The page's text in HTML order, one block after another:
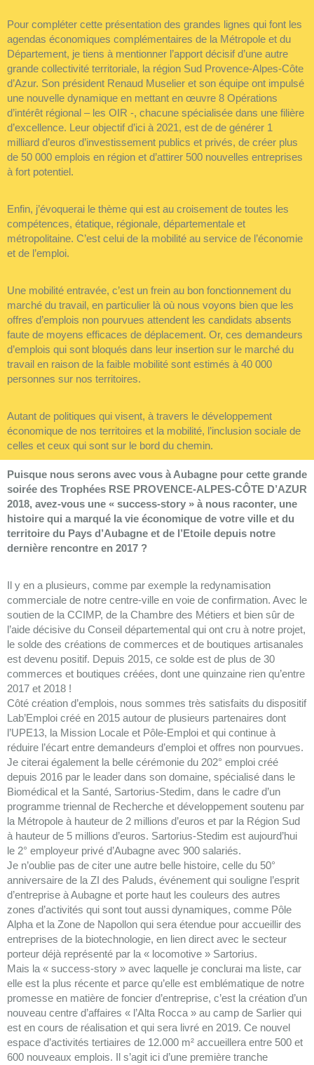
Pour compléter cette présentation des grandes lignes qui font les
agendas économiques complémentaires de la Métropole et du
Département, je tiens à mentionner l’apport décisif d’une autre
grande collectivité territoriale, la région Sud Provence-Alpes-Côte
d’Azur. Son président Renaud Muselier et son équipe ont impulsé
une nouvelle dynamique en mettant en œuvre 8 Opérations
d’intérêt régional – les OIR -, chacune spécialisée dans une filière
d’excellence. Leur objectif d’ici à 2021, est de de générer 1
milliard d’euros d’investissement publics et privés, de créer plus
de 50 000 emplois en région et d’attirer 500 nouvelles entreprises
à fort potentiel.
Enfin, j’évoquerai le thème qui est au croisement de toutes les
compétences, étatique, régionale, départementale et
métropolitaine. C’est celui de la mobilité au service de l’économie
et de l’emploi.
Une mobilité entravée, c’est un frein au bon fonctionnement du
marché du travail, en particulier là où nous voyons bien que les
offres d’emplois non pourvues attendent les candidats absents
faute de moyens efficaces de déplacement. Or, ces demandeurs
d’emplois qui sont bloqués dans leur insertion sur le marché du
travail en raison de la faible mobilité sont estimés à 40 000
personnes sur nos territoires.
Autant de politiques qui visent, à travers le développement
économique de nos territoires et la mobilité, l’inclusion sociale de
celles et ceux qui sont sur le bord du chemin.
Puisque nous serons avec vous à Aubagne pour cette grande
soirée des Trophées RSE PROVENCE-ALPES-CÔTE D’AZUR
2018, avez-vous une « success-story » à nous raconter, une
histoire qui a marqué la vie économique de votre ville et du
territoire du Pays d’Aubagne et de l’Etoile depuis notre
dernière rencontre en 2017 ?
Il y en a plusieurs, comme par exemple la redynamisation
commerciale de notre centre-ville en voie de confirmation. Avec le
soutien de la CCIMP, de la Chambre des Métiers et bien sûr de
l’aide décisive du Conseil départemental qui ont cru à notre projet,
le solde des créations de commerces et de boutiques artisanales
est devenu positif. Depuis 2015, ce solde est de plus de 30
commerces et boutiques créées, dont une quinzaine rien qu’entre
2017 et 2018 !
Côté création d’emplois, nous sommes très satisfaits du dispositif
Lab’Emploi créé en 2015 autour de plusieurs partenaires dont
l’UPE13, la Mission Locale et Pôle-Emploi et qui continue à
réduire l’écart entre demandeurs d’emploi et offres non pourvues.
Je citerai également la belle cérémonie du 202° emploi créé
depuis 2016 par le leader dans son domaine, spécialisé dans le
Biomédical et la Santé, Sartorius-Stedim, dans le cadre d’un
programme triennal de Recherche et développement soutenu par
la Métropole à hauteur de 2 millions d’euros et par la Région Sud
à hauteur de 5 millions d’euros. Sartorius-Stedim est aujourd’hui
le 2° employeur privé d’Aubagne avec 900 salariés.
Je n’oublie pas de citer une autre belle histoire, celle du 50°
anniversaire de la ZI des Paluds, événement qui souligne l’esprit
d’entreprise à Aubagne et porte haut les couleurs des autres
zones d’activités qui sont tout aussi dynamiques, comme Pôle
Alpha et la Zone de Napollon qui sera étendue pour accueillir des
entreprises de la biotechnologie, en lien direct avec le secteur
porteur déjà représenté par la « locomotive » Sartorius.
Mais la « success-story » avec laquelle je conclurai ma liste, car
elle est la plus récente et parce qu’elle est emblématique de notre
promesse en matière de foncier d’entreprise, c’est la création d’un
nouveau centre d’affaires « l’Alta Rocca » au camp de Sarlier qui
est en cours de réalisation et qui sera livré en 2019. Ce nouvel
espace d’activités tertiaires de 12.000 m² accueillera entre 500 et
600 nouveaux emplois. Il s’agit ici d’une première tranche